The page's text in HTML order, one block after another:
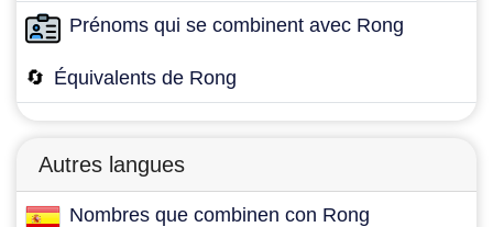
Prénoms qui se combinent avec Rong
🔄 Équivalents de Rong
Autres langues
Nombres que combinen con Rong